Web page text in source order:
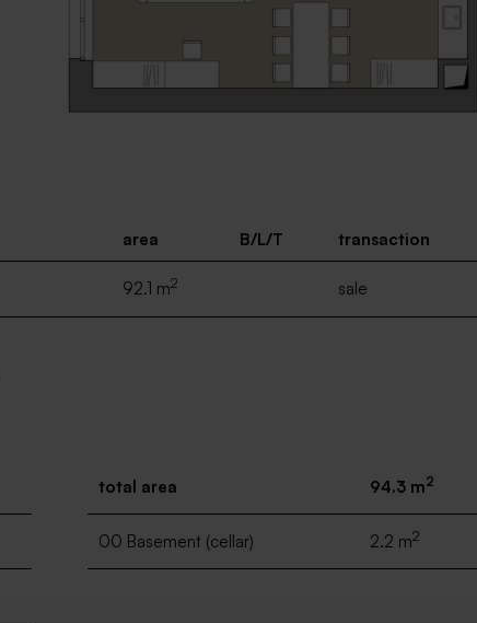
area B/L/T transaction
92.1 m2 sale
total area 94.3 m2
00 Basement (cellar) 2.2 m2